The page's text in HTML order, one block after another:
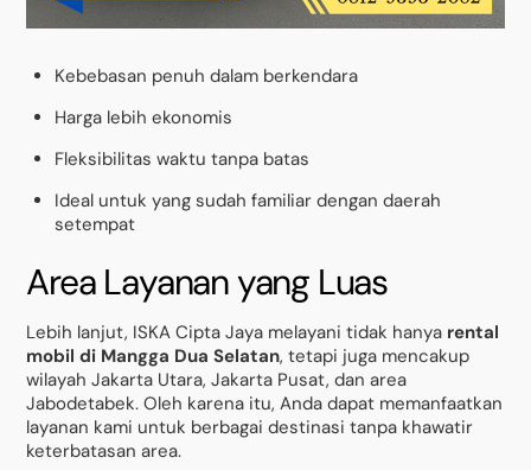
Kebebasan penuh dalam berkendara
Harga lebih ekonomis
Fleksibilitas waktu tanpa batas
Ideal untuk yang sudah familiar dengan daerah
setempat
Area Layanan yang Luas
Lebih lanjut, ISKA Cipta Jaya melayani tidak hanya rental
mobil di Mangga Dua Selatan, tetapi juga mencakup
wilayah Jakarta Utara, Jakarta Pusat, dan area
Jabodetabek. Oleh karena itu, Anda dapat memanfaatkan
layanan kami untuk berbagai destinasi tanpa khawatir
keterbatasan area.